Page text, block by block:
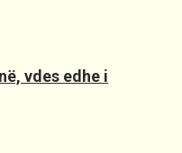
​vdes edhe i